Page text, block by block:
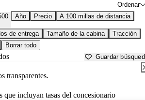
Ordenar
Año Precio A 100 millas de distancia
de entrega Tamaño de la cabina
Tracción
Borrar todo
Guardar
transparentes.
que incluyan tasas del concesionario